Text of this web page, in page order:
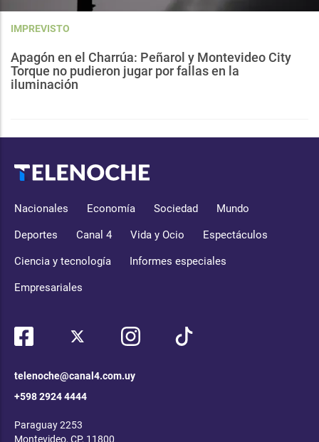
IMPREVISTO
Apagón en el Charrúa: Peñarol y Montevideo City
Torque no pudieron jugar por fallas en la
iluminación
Nacionales Economía Sociedad Mundo
Deportes Canal 4 Vida y Ocio Espectáculos
Ciencia y tecnología Informes especiales
Empresariales
telenoche@canal4.com.uy
+598 2924 4444
Paraguay 2253
Montevideo, CP, 11800